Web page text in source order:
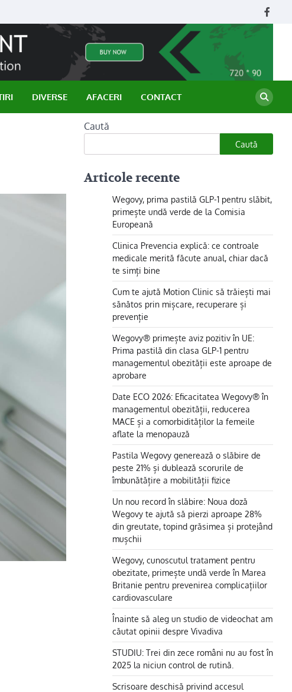
DIVERSE AFACERI CONTACT
Caută
Caută
Articole recente
Wegovy, prima pastilă GLP-1 pentru slăbit,
primește undă verde de la Comisia
Europeană
Clinica Prevencia explică: ce controale
medicale merită făcute anual, chiar dacă
te simți bine
Cum te ajută Motion Clinic să trăiești mai
sănătos prin mișcare, recuperare și
prevenție
Wegovy® primește aviz pozitiv în UE:
Prima pastilă din clasa GLP-1 pentru
managementul obezității este aproape de
aprobare
Date ECO 2026: Eficacitatea Wegovy® în
managementul obezității, reducerea
MACE și a comorbidităților la femeile
aflate la menopauză
Pastila Wegovy generează o slăbire de
peste 21% și dublează scorurile de
îmbunătățire a mobilității fizice
Un nou record în slăbire: Noua doză
Wegovy te ajută să pierzi aproape 28%
din greutate, topind grăsimea și protejând
mușchii
Wegovy, cunoscutul tratament pentru
obezitate, primește undă verde în Marea
Britanie pentru prevenirea complicațiilor
cardiovasculare
Înainte să aleg un studio de videochat am
căutat opinii despre Vivadiva
STUDIU: Trei din zece români nu au fost în
2025 la niciun control de rutină.
Scrisoare deschisă privind accesul